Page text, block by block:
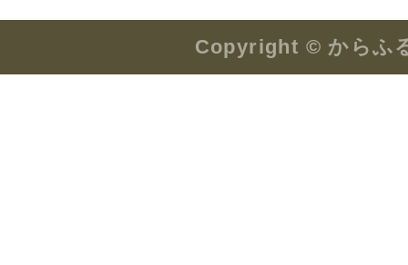
Copyright © からふ